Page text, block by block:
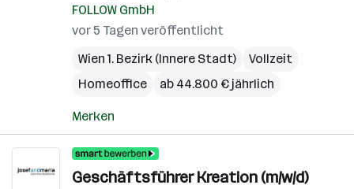
FOLLOW GmbH
vor 5 Tagen veröffentlicht
Wien 1. Bezirk (Innere Stadt)
Vollzeit
Homeoffice
ab 44.800 € jährlich
Merken
Geschäftsführer Kreation (m/w/d)